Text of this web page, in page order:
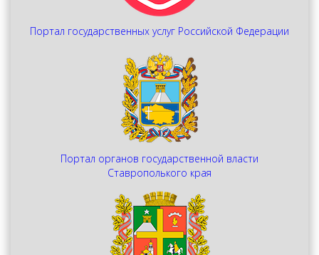
Портал государственных услуг Российской Федерации
Портал органов государственной власти
Ставрополького края